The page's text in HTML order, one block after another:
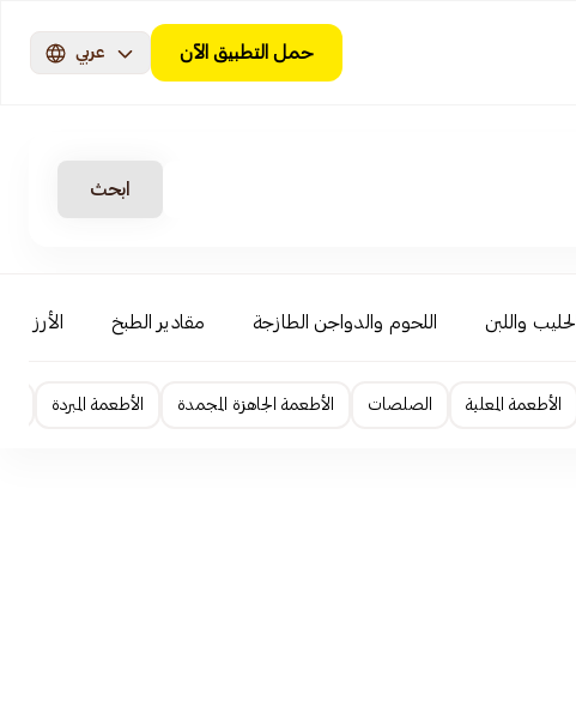
حمل التطبيق الآن عربي
ابحث
الحليب واللبن اللحوم والدواجن الطازجة مقادير الطبخ الأرز
الأطعمة المعلبة الصلصات الأطعمة الجاهزة المجمدة الأطعمة المبردة